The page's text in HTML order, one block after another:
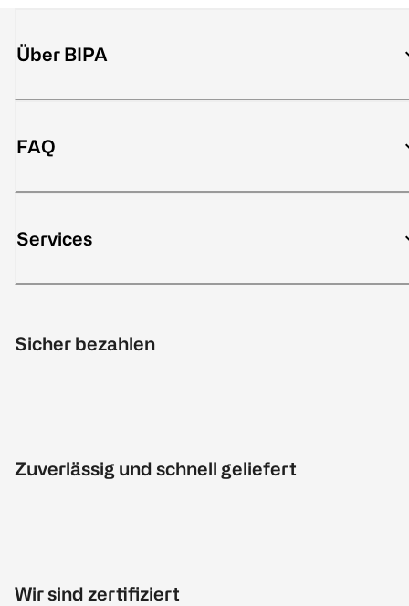
Über BIPA
FAQ
Services
Sicher bezahlen
Zuverlässig und schnell geliefert
Wir sind zertifiziert